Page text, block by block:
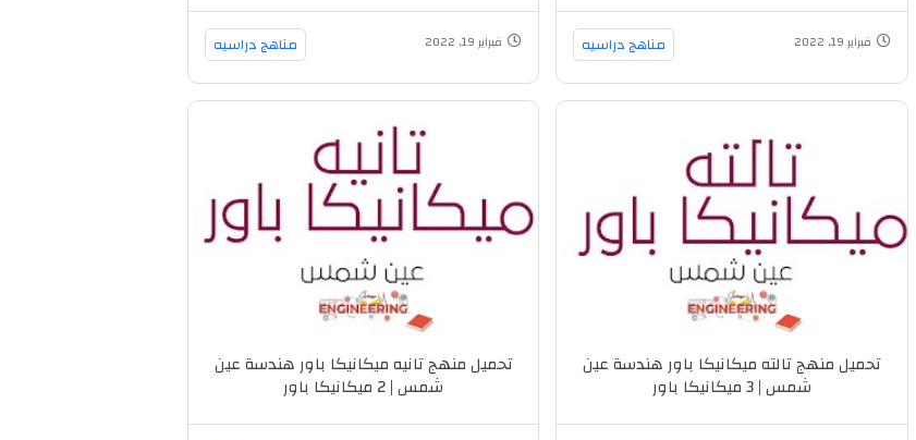
فبراير 19, 2022 مناهج دراسيه فبراير 19, 2022 مناهج دراسيه
تحميل منهج تالته ميكانيكا باور هندسة عين
شمس | 3 ميكانيكا باور
تحميل منهج تانيه ميكانيكا باور هندسة عين
شمس | 2 ميكانيكا باور